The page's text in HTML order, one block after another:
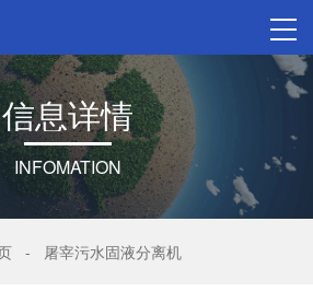
信息详情
INFOMATION
- 屠宰污水固液分离机